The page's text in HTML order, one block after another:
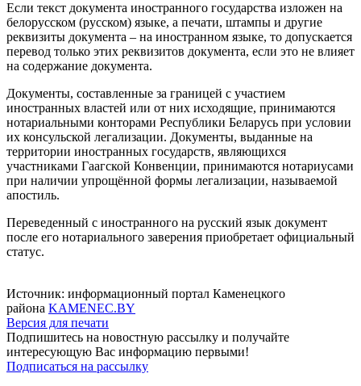
Если текст документа иностранного государства изложен на
белорусском (русском) языке, а печати, штампы и другие
реквизиты документа – на иностранном языке, то допускается
перевод только этих реквизитов документа, если это не влияет
на содержание документа.
Документы, составленные за границей с участием
иностранных властей или от них исходящие, принимаются
нотариальными конторами Республики Беларусь при условии
их консульской легализации. Документы, выданные на
территории иностранных государств, являющихся
участниками Гаагской Конвенции, принимаются нотариусами
при наличии упрощённой формы легализации, называемой
апостиль.
Переведенный с иностранного на русский язык документ
после его нотариального заверения приобретает официальный
статус.
Источник: информационный портал Каменецкого
района KAMENEC.BY
Версия для печати
Подпишитесь на новостную рассылку и получайте
интересующую Вас информацию первыми!
Подписаться на рассылку